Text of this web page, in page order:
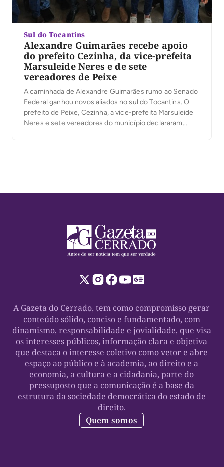
Sul do Tocantins
Alexandre Guimarães recebe apoio
do prefeito Cezinha, da vice-prefeita
Marsuleide Neres e de sete
vereadores de Peixe
A caminhada de Alexandre Guimarães rumo ao Senado
Federal ganhou novos aliados no sul do Tocantins. O
prefeito de Peixe, Cezinha, a vice-prefeita Marsuleide
Neres e sete vereadores do município declararam
A Gazeta do Cerrado, tem como compromisso gerar
conteúdo sólido, conciso e fundamentado, com
dinamismo, responsabilidade e jovialidade, que visa
os interesses públicos, informação clara e objetiva
que destaca o interesse coletivo como vetor e abre
espaço ao público e à academia, ao direito e a
economia, a cultura e a cidadania, parte do
pressuposto que a comunicação é a base da
estrutura da sociedade democrática do estado de
direito.
Quem somos